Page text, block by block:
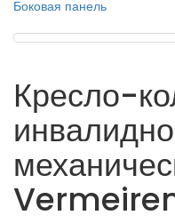
Боковая панель
Кресло-